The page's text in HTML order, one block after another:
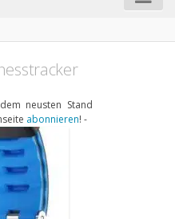
neusten Stand
abonnieren! -